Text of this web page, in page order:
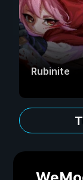
Rubinite